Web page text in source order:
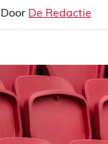
Door De Redactie